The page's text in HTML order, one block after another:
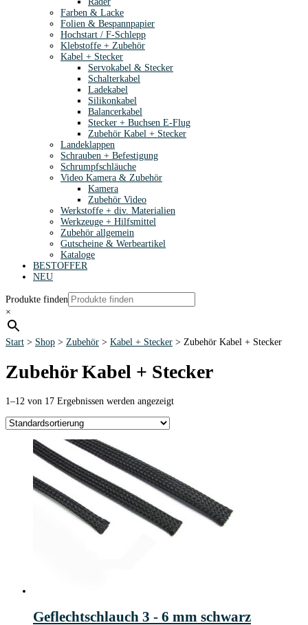
Farben & Lacke
Folien & Bespannpapier
Hochstart / F-Schlepp
Klebstoffe + Zubehör
Kabel + Stecker
Servokabel & Stecker
Schalterkabel
Ladekabel
Silikonkabel
Balancerkabel
Stecker + Buchsen E-Flug
Zubehör Kabel + Stecker
Landeklappen
Schrauben + Befestigung
Schrumpfschläuche
Video Kamera & Zubehör
Kamera
Zubehör Video
Werkstoffe + div. Materialien
Werkzeuge + Hilfsmittel
Zubehör allgemein
Gutscheine & Werbeartikel
Kataloge
BESTOFFER
NEU
Produkte finden
×
Start > Shop > Zubehör > Kabel + Stecker > Zubehör Kabel + Stecker
Zubehör Kabel + Stecker
1–12 von 17 Ergebnissen werden angezeigt
Geflechtschlauch 3 - 6 mm schwarz